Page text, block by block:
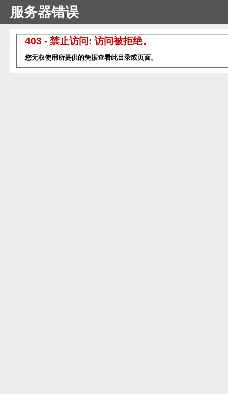
服务器错误
403 - 禁止访问: 访问被拒绝。
您无权使用所提供的凭据查看此目录或页面。